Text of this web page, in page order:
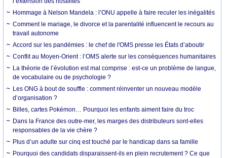
Hommage à Nelson Mandela : l’ONU appelle à faire reculer les inégalités
Comment le mariage, le divorce et la parentalité influencent le recours au
travail autonome
Accord sur les pandémies : le chef de l'OMS presse les États d’aboutir
Conflit au Moyen-Orient : l’OMS alerte sur les conséquences humanitaires
La théorie de l’évolution est mal comprise : est-ce un problème de langue,
de vocabulaire ou de psychologie ?
Les ONG à bout de souffle : comment réinventer un nouveau modèle
d’organisation ?
Billes, cartes Pokémon… Pourquoi les enfants aiment faire du troc
Dans la France des outre-mer, les marges des distributeurs sont-elles
responsables de la vie chère ?
Plus d’un adulte sur cinq est touché par le handicap dans sa famille
Pourquoi des candidats disparaissent-ils en plein recrutement ? Ce que